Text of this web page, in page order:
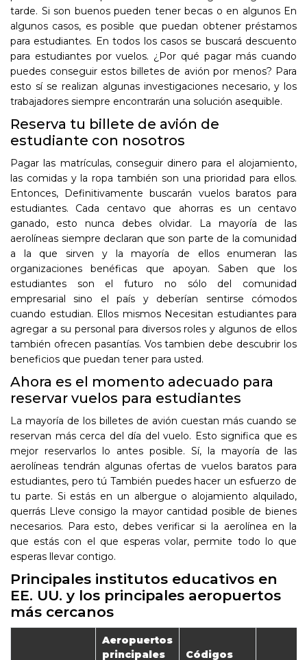
tarde. Si son buenos pueden tener becas o en algunos En
algunos casos, es posible que puedan obtener préstamos
para estudiantes. En todos los casos se buscará descuento
para estudiantes por vuelos. ¿Por qué pagar más cuando
puedes conseguir estos billetes de avión por menos? Para
esto sí se realizan algunas investigaciones necesario, y los
trabajadores siempre encontrarán una solución asequible.
Reserva tu billete de avión de
estudiante con nosotros
Pagar las matrículas, conseguir dinero para el alojamiento,
las comidas y la ropa también son una prioridad para ellos.
Entonces, Definitivamente buscarán vuelos baratos para
estudiantes. Cada centavo que ahorras es un centavo
ganado, esto nunca debes olvidar. La mayoría de las
aerolíneas siempre declaran que son parte de la comunidad
a la que sirven y la mayoría de ellos enumeran las
organizaciones benéficas que apoyan. Saben que los
estudiantes son el futuro no sólo del comunidad
empresarial sino el país y deberían sentirse cómodos
cuando estudian. Ellos mismos Necesitan estudiantes para
agregar a su personal para diversos roles y algunos de ellos
también ofrecen pasantías. Vos tambien debe descubrir los
beneficios que puedan tener para usted.
Ahora es el momento adecuado para
reservar vuelos para estudiantes
La mayoría de los billetes de avión cuestan más cuando se
reservan más cerca del día del vuelo. Esto significa que es
mejor reservarlos lo antes posible. Sí, la mayoría de las
aerolíneas tendrán algunas ofertas de vuelos baratos para
estudiantes, pero tú También puedes hacer un esfuerzo de
tu parte. Si estás en un albergue o alojamiento alquilado,
querrás Lleve consigo la mayor cantidad posible de bienes
necesarios. Para esto, debes verificar si la aerolínea en la
que estás con el que esperas volar, permite todo lo que
esperas llevar contigo.
Principales institutos educativos en
EE. UU. y los principales aeropuertos
más cercanos
Aeropuertos
principales
Códigos